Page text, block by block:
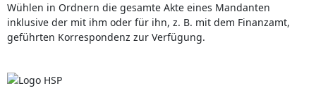
Wühlen in Ordnern die gesamte Akte eines Mandanten
inklusive der mit ihm oder für ihn, z. B. mit dem Finanzamt,
geführten Korrespondenz zur Verfügung.